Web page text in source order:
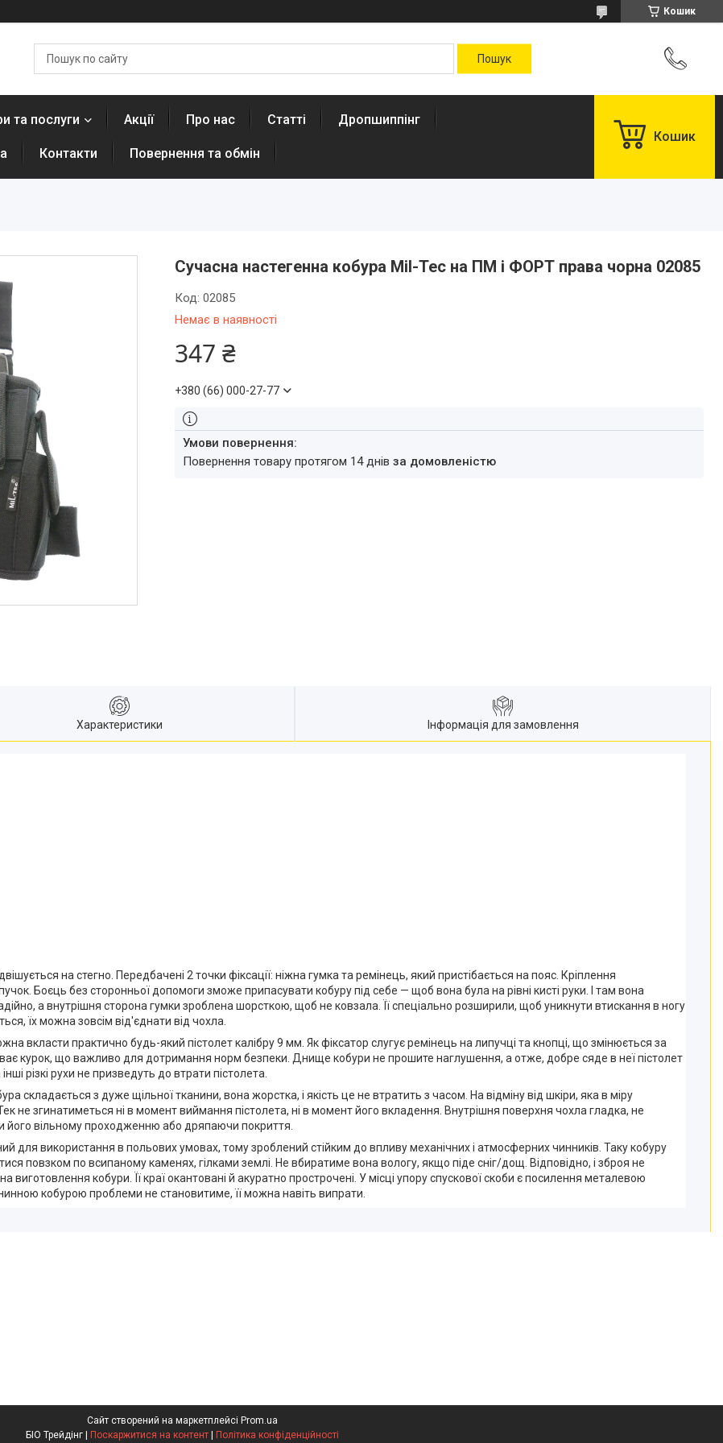
Кошик
та послуги Акції Про нас Статті Дропшиппінг
Контакти Повернення та обмін
Кошик
Сучасна настегенна кобура Mil-Tec на ПМ і ФОРТ права чорна 02085
Немає в наявності
Код: 02085
347 ₴
+380 (66) 000-27-77
повернення товару протягом 14 днів за домовленістю
Характеристики Інформація для замовлення
на стегно. Передбачені 2 точки фіксації: ніжна гумка та ремінець, який пристібається на пояс. Кріплення
Боєць без сторонньої допомоги зможе припасувати кобуру під себе — щоб вона була на рівні кисті руки. І там вона
а внутрішня сторона гумки зроблена шорсткою, щоб не ковзала. Її спеціально розширили, щоб уникнути втискання в ногу
їх можна зовсім від'єднати від чохла.
вкласти практично будь-який пістолет калібру 9 мм. Як фіксатор слугує ремінець на липучці та кнопці, що змінюється за
курок, що важливо для дотримання норм безпеки. Днище кобури не прошите наглушення, а отже, добре сяде в неї пістолет
різкі рухи не призведуть до втрати пістолета.
складається з дуже щільної тканини, вона жорстка, і якість це не втратить з часом. На відміну від шкіри, яка в міру
згинатиметься ні в момент виймання пістолета, ні в момент його вкладення. Внутрішня поверхня чохла гладка, не
його вільному проходженню або дряпаючи покриття.
для використання в польових умовах, тому зроблений стійким до впливу механічних і атмосферних чинників. Таку кобуру
повзком по всипаному каменях, гілками землі. Не вбиратиме вона вологу, якщо піде сніг/дощ. Відповідно, і зброя не
кобури. Її краї окантовані й акуратно прострочені. У місці упору спускової скоби є посилення металевою
кобурою проблеми не становитиме, її можна навіть випрати.
Сайт створений на маркетплейсі Prom.ua
БІО Трейдінг | Поскаржитися на контент | Політика конфіденційності